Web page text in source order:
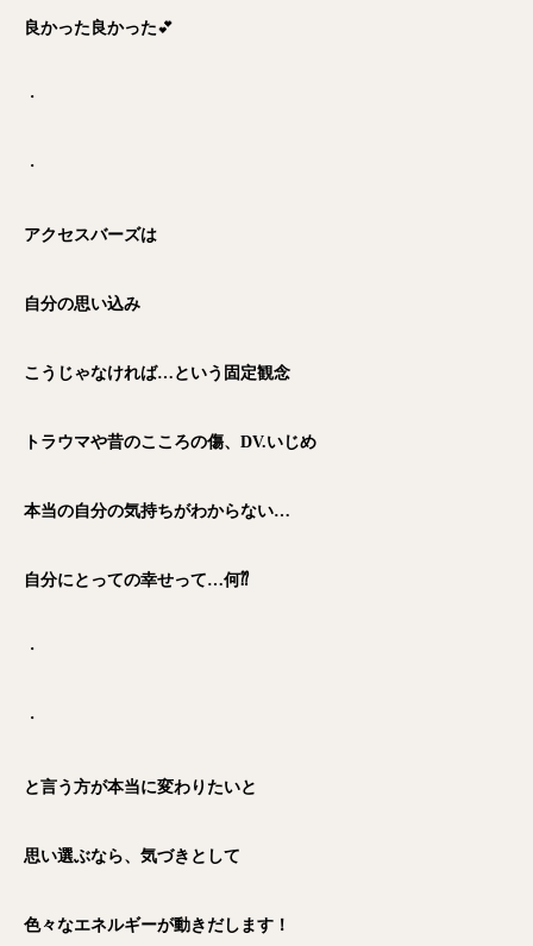
良かった良かった💕
・
・
アクセスバーズは
自分の思い込み
こうじゃなければ…という固定観念
トラウマや昔のこころの傷、DV.いじめ
本当の自分の気持ちがわからない…
自分にとっての幸せって…何⁇
・
・
と言う方が本当に変わりたいと
思い選ぶなら、気づきとして
色々なエネルギーが動きだします！